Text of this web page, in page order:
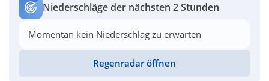
Niederschläge der nächsten 2 Stunden
Momentan kein Niederschlag zu erwarten
Regenradar öffnen